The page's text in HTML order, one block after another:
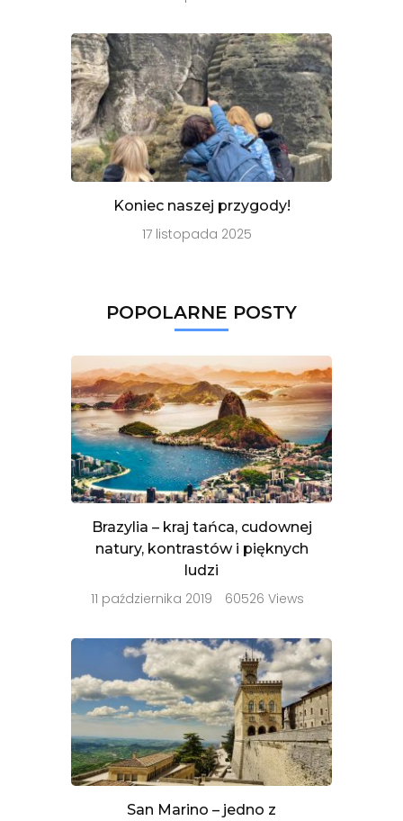
Koniec naszej przygody!
17 listopada 2025
POPOLARNE POSTY
Brazylia – kraj tańca, cudownej
natury, kontrastów i pięknych
ludzi
11 października 2019 60526 Views
San Marino – jedno z